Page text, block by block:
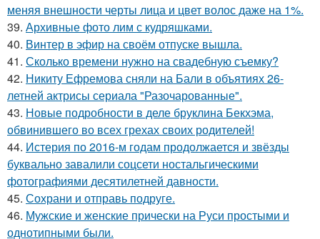
меняя внешности черты лица и цвет волос даже на 1%.
39. Архивные фото лим с кудряшками.
40. Винтер в эфир на своём отпуске вышла.
41. Сколько времени нужно на свадебную съемку?
42. Никиту Ефремова сняли на Бали в объятиях 26-
летней актрисы сериала "Разочарованные".
43. Новые подробности в деле бруклина Бекхэма,
обвинившего во всех грехах своих родителей!
44. Истерия по 2016-м годам продолжается и звёзды
буквально завалили соцсети ностальгическими
фотографиями десятилетней давности.
45. Сохрани и отправь подруге.
46. Мужские и женские прически на Руси простыми и
однотипными были.